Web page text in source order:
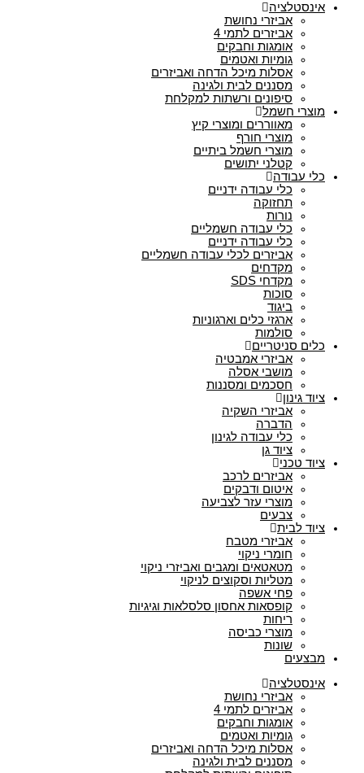
אינסטלציה
אביזרי נחושת
אביזרים לתמי 4
אומגות וחבקים
גומיות ואטמים
אסלות מיכל הדחה ואביזרים
מסננים לבית ולגינה
סיפונים ורשתות למקלחת
מוצרי חשמל
מאווררים ומוצרי קיץ
מוצרי חורף
מוצרי חשמל ביתיים
קטלני יתושים
כלי עבודה
כלי עבודה ידניים
תחזוקה
נורות
כלי עבודה חשמליים
כלי עבודה ידניים
אביזרים לכלי עבודה חשמליים
מקדחים
מקדחי SDS
סוכות
ביגוד
ארגזי כלים וארגוניות
סולמות
כלים סניטריים
אביזרי אמבטיה
מושבי אסלה
חסכמים ומסננות
ציוד גינון
אביזרי השקיה
הדברה
כלי עבודה לגינון
ציוד גן
ציוד טכני
אביזרים לרכב
איטום ודבקים
מוצרי עזר לצביעה
צבעים
ציוד לבית
אביזרי מטבח
חומרי ניקוי
מטאטאים ומגבים ואביזרי ניקוי
מטליות וסקוצים לניקוי
פחי אשפה
קופסאות אחסון סלסלאות וגיגיות
ריחות
מוצרי כביסה
שונות
מבצעים
אינסטלציה
אביזרי נחושת
אביזרים לתמי 4
אומגות וחבקים
גומיות ואטמים
אסלות מיכל הדחה ואביזרים
מסננים לבית ולגינה